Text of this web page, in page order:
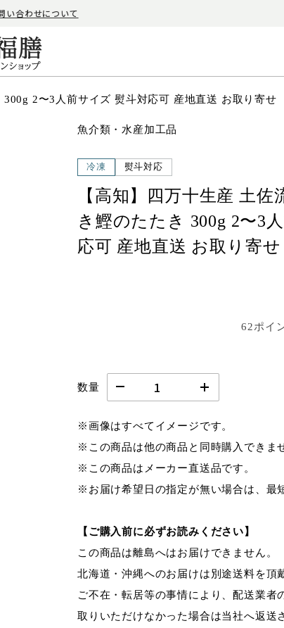
い合わせについて
2〜3人前サイズ 熨斗対応可 産地直送 お取り寄せ
魚介類・水産加工品
冷凍 熨斗対応
【高知】四万十生産 土佐
き鰹のたたき 300g 2〜3
応可 産地直送 お取り寄せ
62ポイ
数量
※画像はすべてイメージです。
※この商品は他の商品と同時購入できま
※この商品はメーカー直送品です。
※お届け希望日の指定が無い場合は、最
【ご購入前に必ずお読みください】
この商品は離島へはお届けできません。
北海道・沖縄へのお届けは別途送料を頂
ご不在・転居等の事情により、配送業者
取りいただけなかった場合は当社へ返送